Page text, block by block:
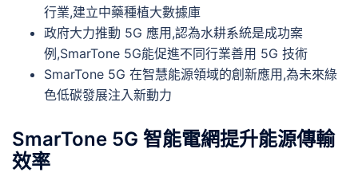
行業,建立中藥種植大數據庫
政府大力推動 5G 應用,認為水耕系統是成功案
例,SmarTone 5G能促進不同行業善用 5G 技術
SmarTone 5G 在智慧能源領域的創新應用,為未來綠
色低碳發展注入新動力
SmarTone 5G 智能電網提升能源傳輸
效率